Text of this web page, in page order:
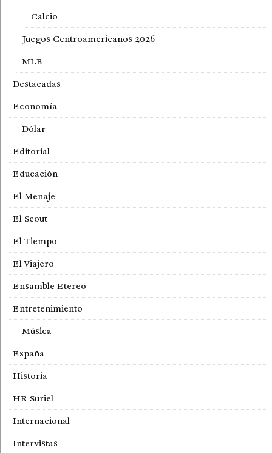
Calcio
Juegos Centroamericanos 2026
MLB
Destacadas
Economía
Dólar
Editorial
Educación
El Menaje
El Scout
El Tiempo
El Viajero
Ensamble Etereo
Entretenimiento
Música
España
Historia
HR Suriel
Internacional
Intervistas